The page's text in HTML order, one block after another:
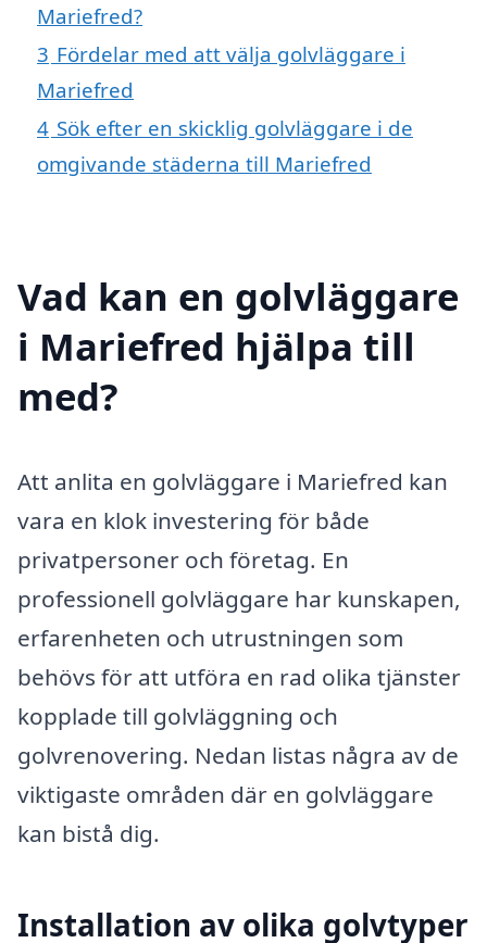
Mariefred?
3 Fördelar med att välja golvläggare i
Mariefred
4 Sök efter en skicklig golvläggare i de
omgivande städerna till Mariefred
Vad kan en golvläggare
i Mariefred hjälpa till
med?
Att anlita en golvläggare i Mariefred kan
vara en klok investering för både
privatpersoner och företag. En
professionell golvläggare har kunskapen,
erfarenheten och utrustningen som
behövs för att utföra en rad olika tjänster
kopplade till golvläggning och
golvrenovering. Nedan listas några av de
viktigaste områden där en golvläggare
kan bistå dig.
Installation av olika golvtyper